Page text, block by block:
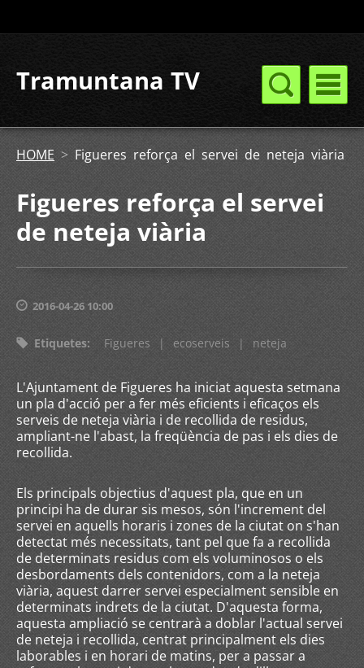
Tramuntana TV
HOME > Figueres reforça el servei de neteja viària
Figueres reforça el servei
de neteja viària
2016-04-26 10:00
Etiquetes: Figueres | ecoserveis | neteja
L'Ajuntament de Figueres ha iniciat aquesta setmana
un pla d'acció per a fer més eficients i eficaços els
serveis de neteja viària i de recollida de residus,
ampliant-ne l'abast, la freqüència de pas i els dies de
recollida.
Els principals objectius d'aquest pla, que en un
principi ha de durar sis mesos, són l'increment del
servei en aquells horaris i zones de la ciutat on s'han
detectat més necessitats, tant pel que fa a recollida
de determinats residus com els voluminosos o els
desbordaments dels contenidors, com a la neteja
viària, aquest darrer servei especialment sensible en
determinats indrets de la ciutat. D'aquesta forma,
aquesta ampliació se centrarà a doblar l'actual servei
de neteja i recollida, centrat principalment els dies
laborables i en horari de matins, per a passar a